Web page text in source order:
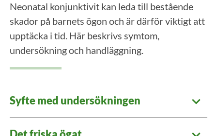
Neonatal konjunktivit kan leda till bestående
skador på barnets ögon och är därför viktigt att
upptäcka i tid. Här beskrivs symtom,
undersökning och handläggning.
Syfte med undersökningen